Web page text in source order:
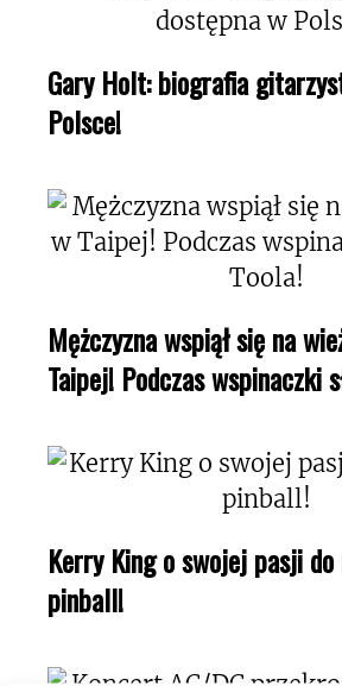
Gary Holt: biografia
Polsce!
Mężczyzna wspiął się na
Taipej! Podczas wspinaczki
Kerry King o swojej pasji do
pinball!